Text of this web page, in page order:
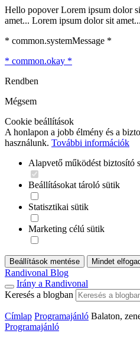
Hello popover Lorem ipsum dolor
amet... Lorem ipsum dolor sit
* common.systemMessage *
* common.okay *
Rendben
Mégsem
Cookie beállítások
A honlapon a jobb élmény és a
használunk. További információk
Alapvető működést biztosító
Beállításokat tároló sütik
Statisztikai sütik
Marketing célú sütik
Beállítások mentése Mindet
Randivonal Blog
Irány a Randivonal
Keresés a blogban
Címlap Programajánló Balaton,
Programajánló